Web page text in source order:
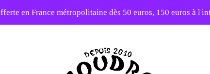
en France métropolitaine dès 50 euros, 150 euros à